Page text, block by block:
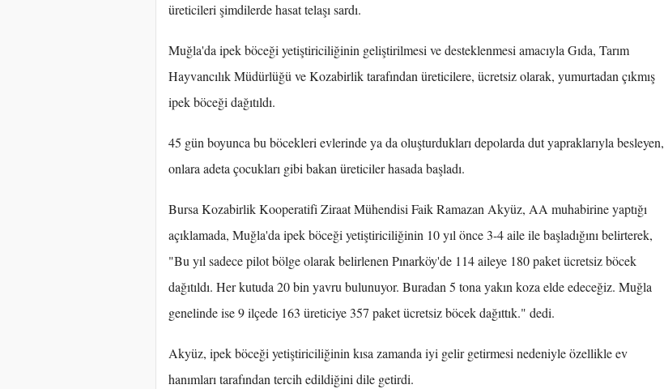
üreticileri şimdilerde hasat telaşı sardı.
Muğla'da ipek böceği yetiştiriciliğinin geliştirilmesi ve desteklenmesi amacıyla Gıda, Tarım
Hayvancılık Müdürlüğü ve Kozabirlik tarafından üreticilere, ücretsiz olarak, yumurtadan çıkmış
ipek böceği dağıtıldı.
45 gün boyunca bu böcekleri evlerinde ya da oluşturdukları depolarda dut yapraklarıyla besleyen,
onlara adeta çocukları gibi bakan üreticiler hasada başladı.
Bursa Kozabirlik Kooperatifi Ziraat Mühendisi Faik Ramazan Akyüz, AA muhabirine yaptığı
açıklamada, Muğla'da ipek böceği yetiştiriciliğinin 10 yıl önce 3-4 aile ile başladığını belirterek,
"Bu yıl sadece pilot bölge olarak belirlenen Pınarköy'de 114 aileye 180 paket ücretsiz böcek
dağıtıldı. Her kutuda 20 bin yavru bulunuyor. Buradan 5 tona yakın koza elde edeceğiz. Muğla
genelinde ise 9 ilçede 163 üreticiye 357 paket ücretsiz böcek dağıttık." dedi.
Akyüz, ipek böceği yetiştiriciliğinin kısa zamanda iyi gelir getirmesi nedeniyle özellikle ev
hanımları tarafından tercih edildiğini dile getirdi.